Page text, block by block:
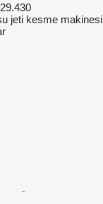
jeti kesme makinesi